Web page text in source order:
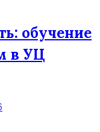
обучение
в УЦ